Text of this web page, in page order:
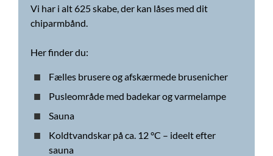
Vi har i alt 625 skabe, der kan låses med dit
chiparmbånd.
Her finder du:
Fælles brusere og afskærmede brusenicher
Pusleområde med badekar og varmelampe
Sauna
Koldtvandskar på ca. 12 °C – ideelt efter
sauna